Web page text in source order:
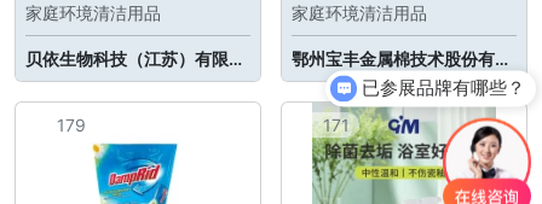
家庭环境清洁用品
贝依生物科技（江苏）有限公司
家庭环境清洁用品
鄂州宝丰金属棉技术股份有限公司
179 171
已参展品牌有哪些？
你们是怎么收费的呢？